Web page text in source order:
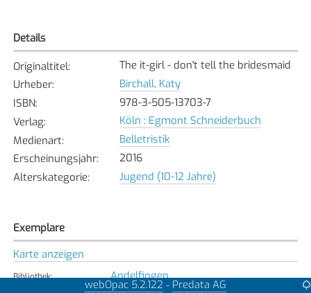
Details
Originaltitel:
The it-girl - don't tell the bridesmaid
Urheber:
Birchall, Katy
ISBN:
978-3-505-13703-7
Verlag:
Köln : Egmont Schneiderbuch
Medienart:
Belletristik
Erscheinungsjahr:
2016
Alterskategorie: Jugend (10-12 Jahre)
Exemplare
Karte anzeigen
Bibliothek: Andelfingen
webOpac 5.2.122 - Predata AG